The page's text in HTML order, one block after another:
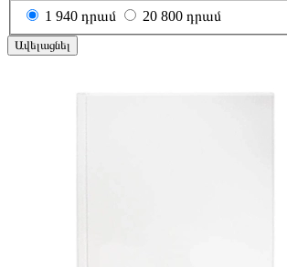
1 940 դրամ 20 800 դրամ
Ավելացնել